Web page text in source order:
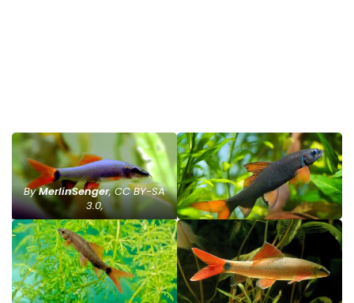
ByMerlinSenger, CC BY-SA
3.0,